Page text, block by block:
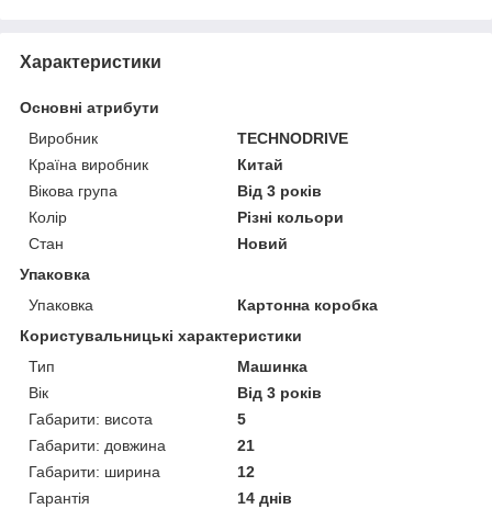
Характеристики
Основні атрибути
Виробник
TECHNODRIVE
Країна виробник
Китай
Вікова група
Від 3 років
Колір
Різні кольори
Стан
Новий
Упаковка
Упаковка
Картонна коробка
Користувальницькі характеристики
Тип
Машинка
Вік
Від 3 років
Габарити: висота
5
Габарити: довжина
21
Габарити: ширина
12
Гарантія
14 днів